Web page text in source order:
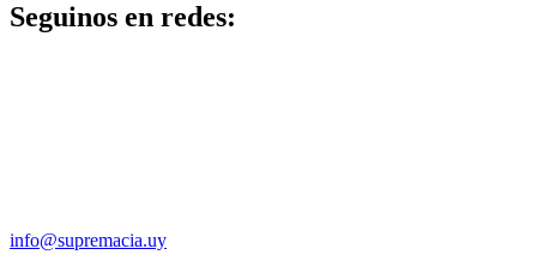
Seguinos en redes:
info@supremacia.uy